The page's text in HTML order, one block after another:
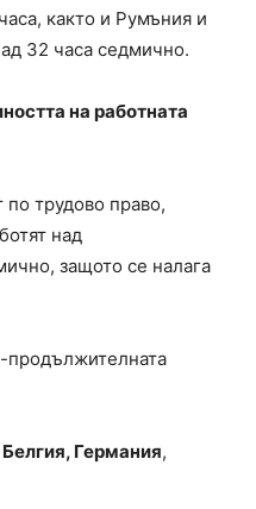
както и Румъния и
32 часа седмично.
на работната
трудово право,
над
защото се налага
продължителната
Германия,